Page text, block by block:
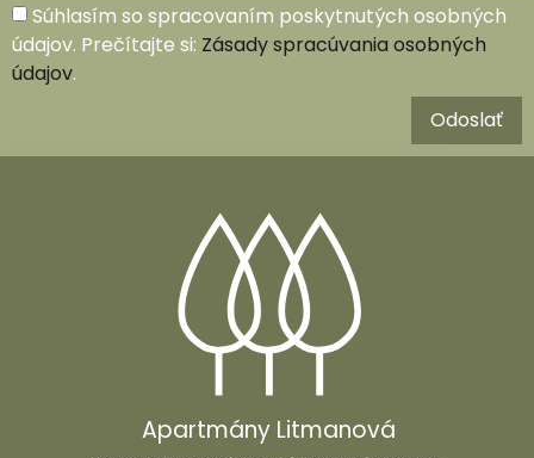
Súhlasím so spracovaním poskytnutých osobných
údajov. Prečítajte si: Zásady spracúvania osobných
údajov.
Odoslať
Apartmány Litmanová